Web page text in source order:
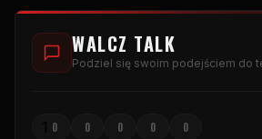
WALCZ TALK
Podziel się swoim podejściem do
0 0 0 0 0